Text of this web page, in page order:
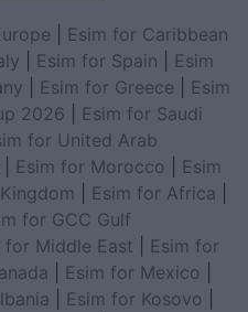
Esim for Caribbean
Esim for Spain
Esim
Esim for Greece
Esim
2026
Esim for Saudi
for United Arab
Esim for Morocco
Esim
Esim for Africa
for GCC Gulf
for Middle East
Esim for
Esim for Mexico
Esim for Kosovo